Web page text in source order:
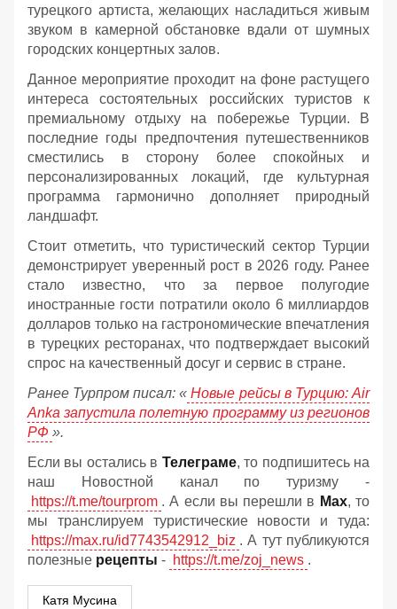
турецкого артиста, желающих насладиться живым
звуком в камерной обстановке вдали от шумных
городских концертных залов.
Данное мероприятие проходит на фоне растущего
интереса состоятельных российских туристов к
премиальному отдыху на побережье Турции. В
последние годы предпочтения путешественников
сместились в сторону более спокойных и
персонализированных локаций, где культурная
программа гармонично дополняет природный
ландшафт.
Стоит отметить, что туристический сектор Турции
демонстрирует уверенный рост в 2026 году. Ранее
стало известно, что за первое полугодие
иностранные гости потратили около 6 миллиардов
долларов только на гастрономические впечатления
в турецких ресторанах, что подтверждает высокий
спрос на качественный досуг и сервис в стране.
Ранее Турпром писал: « Новые рейсы в Турцию: Air
Anka запустила полетную программу из регионов
РФ ».
Если вы остались в Телеграме, то подпишитесь на
наш Новостной канал по туризму -
https://t.me/tourprom . А если вы перешли в Мах, то
мы транслируем туристические новости и туда:
https://max.ru/id7743542912_biz . А тут публикуются
полезные рецепты - https://t.me/zoj_news .
Катя Мусина